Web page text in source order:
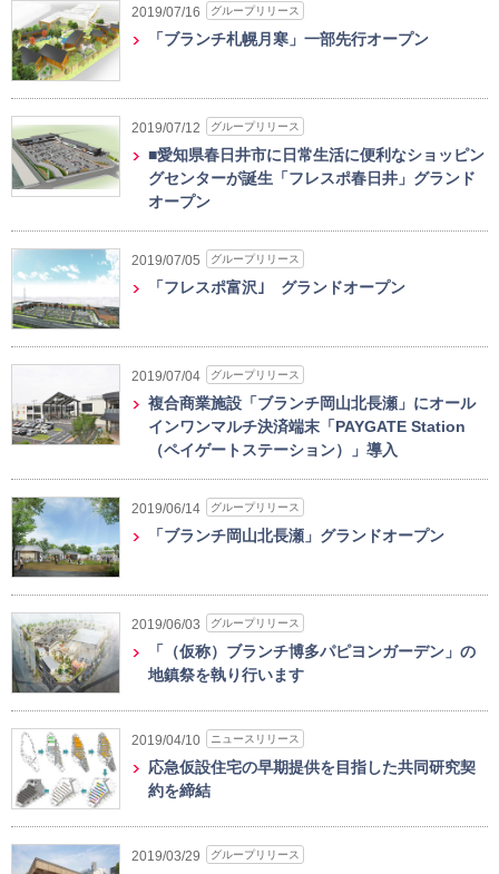
2019/07/16 グループリリース
「ブランチ札幌月寒」一部先行オープン
2019/07/12 グループリリース
■愛知県春日井市に日常生活に便利なショッピン
グセンターが誕生「フレスポ春日井」グランド
オープン
2019/07/05 グループリリース
「フレスポ富沢｣ グランドオープン
2019/07/04 グループリリース
複合商業施設「ブランチ岡山北長瀬」にオール
インワンマルチ決済端末「PAYGATE Station
（ペイゲートステーション）」導入
2019/06/14 グループリリース
「ブランチ岡山北長瀬」グランドオープン
2019/06/03 グループリリース
「（仮称）ブランチ博多パピヨンガーデン」の
地鎮祭を執り行います
2019/04/10 ニュースリリース
応急仮設住宅の早期提供を目指した共同研究契
約を締結
2019/03/29 グループリリース